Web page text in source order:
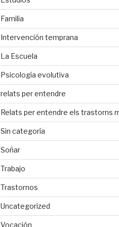
Familia
Intervención temprana
La Escuela
Psicología evolutiva
relats per entendre
Relats per entendre els trastorns
Sin categoría
Soñar
Trabajo
Trastornos
Uncategorized
Vocación